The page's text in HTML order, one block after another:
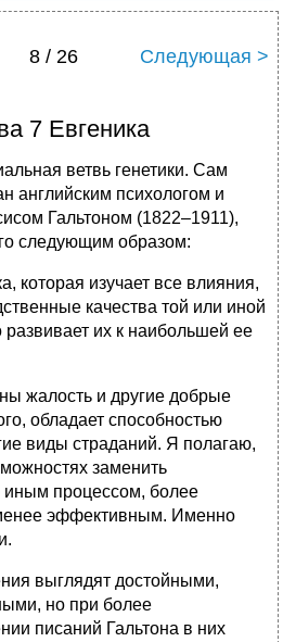
8 / 26 Следующая >
7 Евгеника
ветвь генетики. Сам
английским психологом и
Гальтоном (1822–1911),
следующим образом:
которая изучает все влияния,
качества той или иной
развивает их к наибольшей ее
жалость и другие добрые
обладает способностью
виды страданий. Я полагаю,
заменить
иным процессом, более
эффективным. Именно
выглядят достойными,
но при более
писаний Гальтона в них